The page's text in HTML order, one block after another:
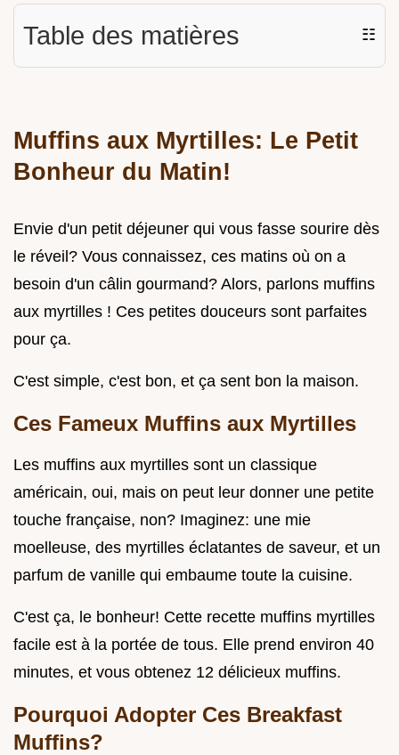
Table des matières ☷
Muffins aux Myrtilles: Le Petit
Bonheur du Matin!
Envie d'un petit déjeuner qui vous fasse sourire dès
le réveil? Vous connaissez, ces matins où on a
besoin d'un câlin gourmand? Alors, parlons muffins
aux myrtilles ! Ces petites douceurs sont parfaites
pour ça.
C'est simple, c'est bon, et ça sent bon la maison.
Ces Fameux Muffins aux Myrtilles
Les muffins aux myrtilles sont un classique
américain, oui, mais on peut leur donner une petite
touche française, non? Imaginez: une mie
moelleuse, des myrtilles éclatantes de saveur, et un
parfum de vanille qui embaume toute la cuisine.
C'est ça, le bonheur! Cette recette muffins myrtilles
facile est à la portée de tous. Elle prend environ 40
minutes, et vous obtenez 12 délicieux muffins.
Pourquoi Adopter Ces Breakfast
Muffins?